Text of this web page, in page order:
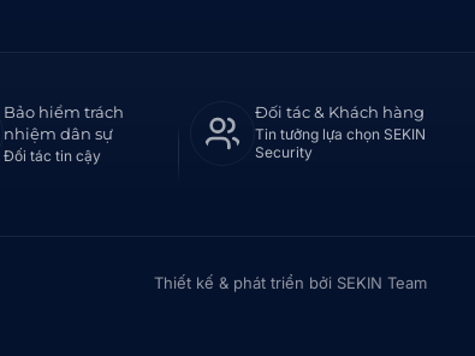
Bảo hiểm trách
nhiệm dân sự
Đối tác tin cậy
Đối tác & Khách hàng
Tin tưởng lựa chọn SEKIN
Security
Thiết kế & phát triển bởi SEKIN Team